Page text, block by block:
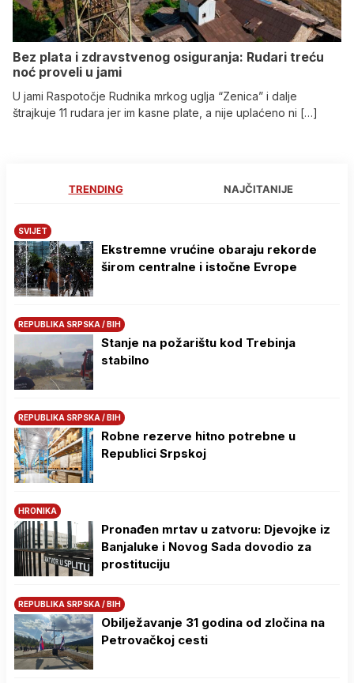
Bez plata i zdravstvenog osiguranja: Rudari treću
noć proveli u jami
U jami Raspotočje Rudnika mrkog uglja “Zenica” i dalje
štrajkuje 11 rudara jer im kasne plate, a nije uplaćeno ni […]
TRENDING NAJČITANIJE
SVIJET
Ekstremne vrućine obaraju rekorde
širom centralne i istočne Evrope
REPUBLIKA SRPSKA / BIH
Stanje na požarištu kod Trebinja
stabilno
REPUBLIKA SRPSKA / BIH
Robne rezerve hitno potrebne u
Republici Srpskoj
HRONIKA
Pronađen mrtav u zatvoru: Djevojke iz
Banjaluke i Novog Sada dovodio za
prostituciju
REPUBLIKA SRPSKA / BIH
Obilježavanje 31 godina od zločina na
Petrovačkoj cesti